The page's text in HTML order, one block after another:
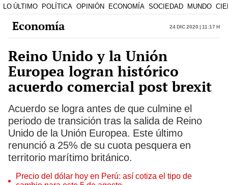
LO ÚLTIMO POLÍTICA OPINIÓN ECONOMÍA SOCIEDAD MUNDO
Economía 24 Dic 2020 | 11:17 h
Reino Unido y la Unión
Europea logran histórico
acuerdo comercial post brexit
Acuerdo se logra antes de que culmine el
periodo de transición tras la salida de Reino
Unido de la Unión Europea. Este último
renunció a 25% de su cuota pesquera en
territorio marítimo británico.
Precio del dólar hoy en Perú: así cotiza el tipo de